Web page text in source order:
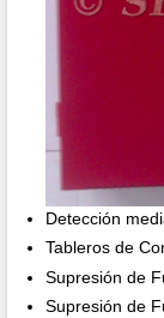
Detección
Tableros de
Supresión de
Supresión de